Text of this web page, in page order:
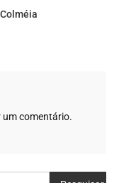
um comentário.